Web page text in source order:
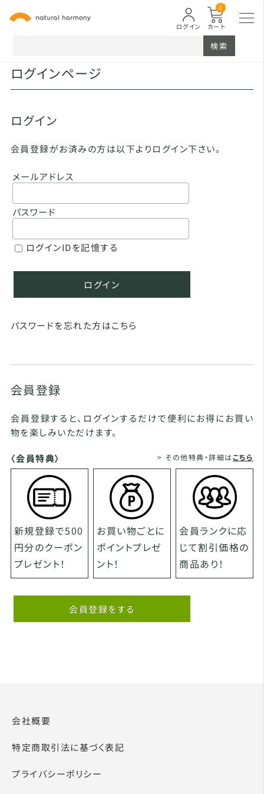
カート
0
ログイン
検索
ログインページ
ログイン
会員登録がお済みの方は以下よりログイン下さい。
メールアドレス
パスワード
ログインIDを記憶する
ログイン
パスワードを忘れた方はこちら
会員登録
会員登録すると、ログインするだけで便利にお得にお買い
物を楽しみいただけます。
〈会員特典〉 > その他特典・詳細はこちら
新規登録で500
円分のクーポン
プレゼント！
お買い物ごとに
ポイントプレゼ
ント！
会員ランクに応
じて割引価格の
商品あり！
会員登録をする
会社概要
特定商取引法に基づく表記
プライバシーポリシー